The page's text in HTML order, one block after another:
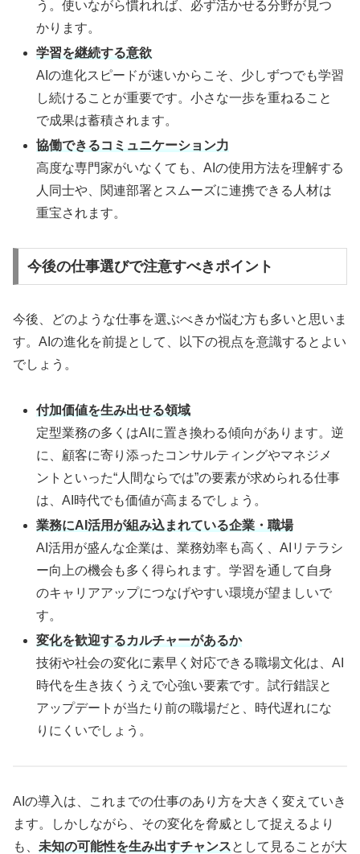
う。使いながら慣れれば、必ず活かせる分野が見つ
かります。
学習を継続する意欲
AIの進化スピードが速いからこそ、少しずつでも学習
し続けることが重要です。小さな一歩を重ねること
で成果は蓄積されます。
協働できるコミュニケーション力
高度な専門家がいなくても、AIの使用方法を理解する
人同士や、関連部署とスムーズに連携できる人材は
重宝されます。
今後の仕事選びで注意すべきポイント
今後、どのような仕事を選ぶべきか悩む方も多いと思いま
す。AIの進化を前提として、以下の視点を意識するとよい
でしょう。
付加価値を生み出せる領域
定型業務の多くはAIに置き換わる傾向があります。逆
に、顧客に寄り添ったコンサルティングやマネジメ
ントといった“人間ならでは”の要素が求められる仕事
は、AI時代でも価値が高まるでしょう。
業務にAI活用が組み込まれている企業・職場
AI活用が盛んな企業は、業務効率も高く、AIリテラシ
ー向上の機会も多く得られます。学習を通して自身
のキャリアアップにつなげやすい環境が望ましいで
す。
変化を歓迎するカルチャーがあるか
技術や社会の変化に素早く対応できる職場文化は、AI
時代を生き抜くうえで心強い要素です。試行錯誤と
アップデートが当たり前の職場だと、時代遅れにな
りにくいでしょう。
AIの導入は、これまでの仕事のあり方を大きく変えていき
ます。しかしながら、その変化を脅威として捉えるより
も、 未知の可能性を生み出すチャンスとして見ることが大